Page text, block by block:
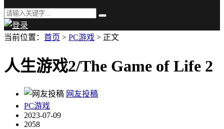
当前位置： 首页 > PC游戏 > 正文
人生游戏2/The Game of Life 2
网友投稿
PC游戏
2023-07-09
2058